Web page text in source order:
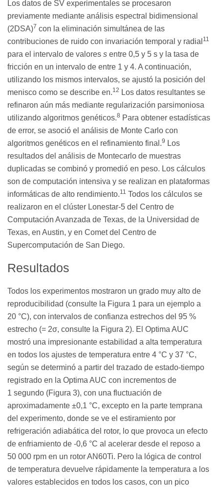
Los datos de SV experimentales se procesaron
previamente mediante análisis espectral bidimensional
(2DSA)7 con la eliminación simultánea de las
contribuciones de ruido con invariación temporal y radial 11
para el intervalo de valores s entre 0,5 y 5 s y la tasa de
fricción en un intervalo de entre 1 y 4. A continuación,
utilizando los mismos intervalos, se ajustó la posición del
menisco como se describe en.12 Los datos resultantes se
refinaron aún más mediante regularización parsimoniosa
utilizando algoritmos genéticos.8 Para obtener estadísticas
de error, se asoció el análisis de Monte Carlo con
algoritmos genéticos en el refinamiento final.9 Los
resultados del análisis de Montecarlo de muestras
duplicadas se combinó y promedió en peso. Los cálculos
son de computación intensiva y se realizan en plataformas
informáticas de alto rendimiento.11 Todos los cálculos se
realizaron en el clúster Lonestar-5 del Centro de
Computación Avanzada de Texas, de la Universidad de
Texas, en Austin, y en Comet del Centro de
Supercomputación de San Diego.
Resultados
Todos los experimentos mostraron un grado muy alto de
reproducibilidad (consulte la Figura 1 para un ejemplo a
20 °C), con intervalos de confianza estrechos del 95 %
estrecho (= 2σ, consulte la Figura 2). El Optima AUC
mostró una impresionante estabilidad a alta temperatura
en todos los ajustes de temperatura entre 4 °C y 37 °C,
según se determinó a partir del trazado de estado-tiempo
registrado en la Optima AUC con incrementos de
1 segundo (Figura 3), con una fluctuación de
aproximadamente ±0,1 °C, excepto en la parte temprana
del experimento, donde se ve el estiramiento por
refrigeración adiabática del rotor, lo que provoca un efecto
de enfriamiento de -0,6 °C al acelerar desde el reposo a
50 000 rpm en un rotor AN60Ti. Pero la lógica de control
de temperatura devuelve rápidamente la temperatura a los
valores establecidos en todos los casos, con un pico